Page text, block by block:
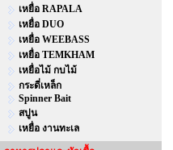
เหยื่อ RAPALA
เหยื่อ DUO
เหยื่อ WEEBASS
เหยื่อ TEMKHAM
เหยื่อไม้ กบไม้
กระดี่เหล็ก
Spinner Bait
สปูน
เหยื่อ งานทะเล